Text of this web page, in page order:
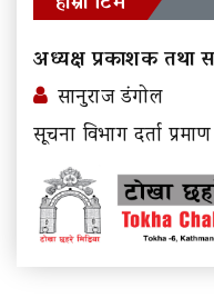
अध्यक्ष प्रकाशक तथा
सानुराज डंगोल
सूचना विभाग दर्ता